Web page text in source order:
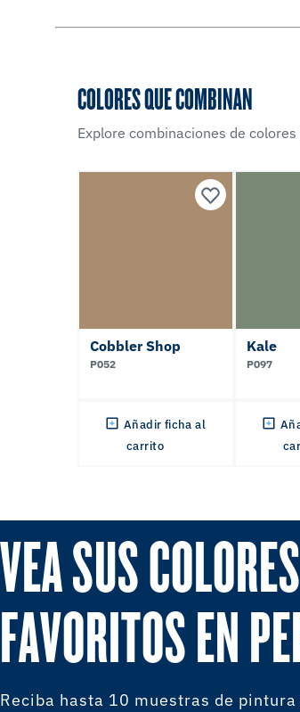
COLORES QUE COMBINAN
Explore combinaciones de
Cobbler Shop
P052
Añadir ficha al
carrito
Kale
P097
VEA SUS COLORES
FAVORITOS EN
Reciba hasta 10 muestras de